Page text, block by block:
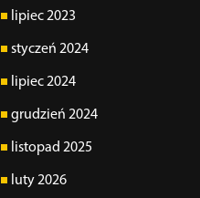
lipiec 2023
styczeń 2024
lipiec 2024
grudzień 2024
listopad 2025
luty 2026